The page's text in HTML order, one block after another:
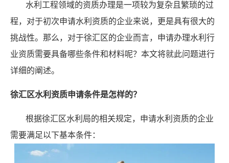
水利工程领域的资质办理是一项较为复杂且繁琐的过
程，对于初次申请水利资质的企业来说，更是具有很大的
挑战性。那么，对于徐汇区的企业而言，申请办理水利行
业资质需要具备哪些条件和材料呢？本文将就此问题进行
详细的阐述。
徐汇区水利资质申请条件是怎样的？
根据徐汇区水利局的相关规定，申请水利资质的企业
需要满足以下基本条件：